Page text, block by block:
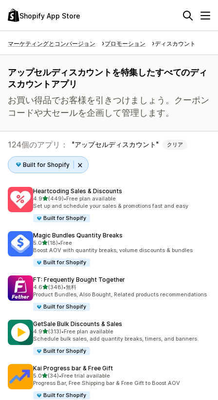
Shopify App Store
マーケティングとコンバージョン プロモーション ディスカウント
アップセルディスカウントを特集したすべてのディ
スカウントアプリ
お買い得品でお客様を引きつけましょう。クーポン
コードや大セールを企画して管理します。
124個のアプリ： アップセルディスカウント クリア
Built for Shopify
Heartcoding Sales & Discounts
4.95つ星中
(449)
合計レビュー数：449件
•Free plan available
Set up and schedule your sales & promotions fast and easy
Built for Shopify
Magic Bundles Quantity Breaks
5.05つ星中
(18)
合計レビュー数：18件
•Free
Boost AOV with quantity breaks, volume discounts & bundles
Built for Shopify
FT: Frequently Bought Together
4.65つ星中
(348)
合計レビュー数：348件
•無料
Product Bundles, Also Bought, Related products recommendations
Built for Shopify
GetSale Bulk Discounts & Sales
4.95つ星中
(313)
合計レビュー数：313件
•Free plan available
Schedule bulk sales, add quantity breaks, timers, and banners.
Built for Shopify
Kai Progress bar & Free Gift
5.05つ星中
(34)
合計レビュー数：34件
•Free trial available
Progress Bar, Free Shipping bar & Free Gift to Boost AOV
Built for Shopify